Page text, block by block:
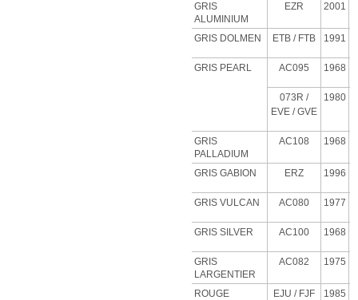
GRIS
ALUMINIUM
EZR 2001
GRIS DOLMEN ETB / FTB 1991
GRIS PEARL AC095 1968
073R /
EVE / GVE
1980
GRIS
PALLADIUM
AC108 1968
GRIS GABION ERZ 1996
GRIS VULCAN AC080 1977
GRIS SILVER AC100 1968
GRIS
LARGENTIER
AC082 1975
ROUGE
EJU / FJF 1985